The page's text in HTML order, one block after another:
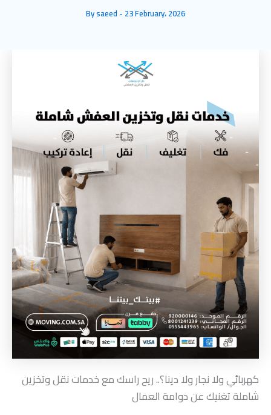
Bysaeed - 23 February، 2026
كهربائي ولا نجار ولا دينا؟.. ريح راسك مع خدمات نقل وتخزين
شاملة تغنيك عن دوامة العمال